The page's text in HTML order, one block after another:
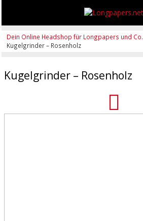
Dein Online Headshop für Longpapers und Co.
Kugelgrinder – Rosenholz
Kugelgrinder – Rosenholz